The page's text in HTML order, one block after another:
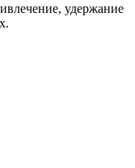
удержание